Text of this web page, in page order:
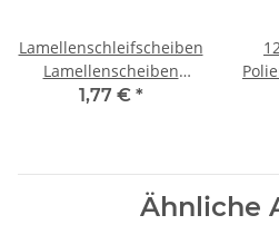
Lamellenschleifscheiben
Lamellenscheiben
100x16 mm
1,77 € *
Ähnliche